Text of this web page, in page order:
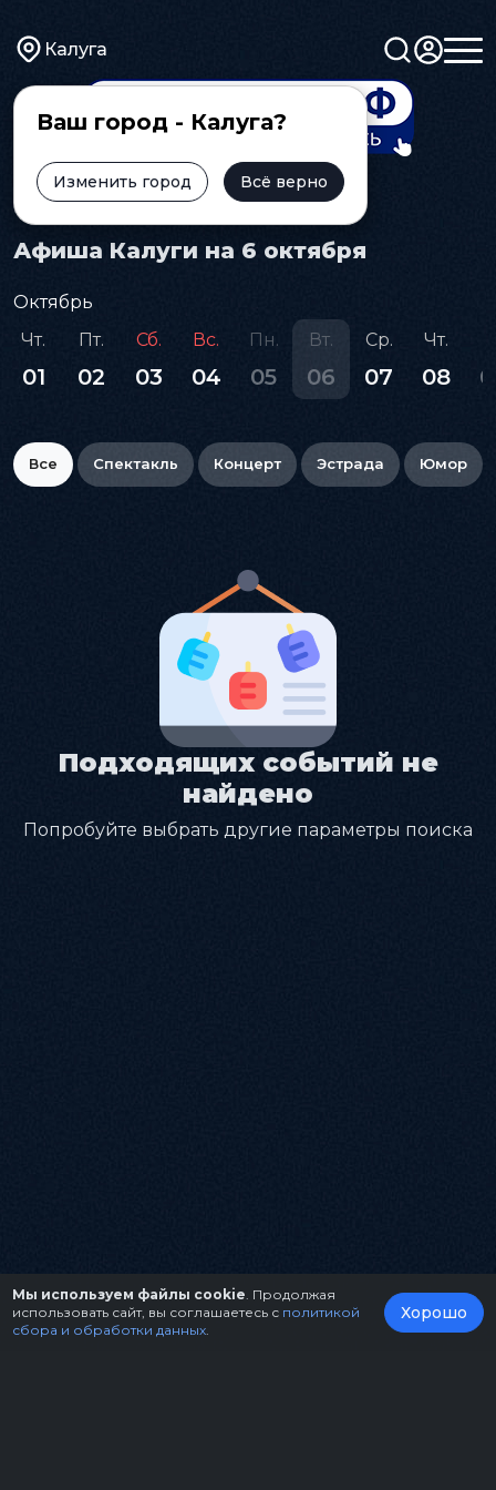
Калуга
Ваш город - Калуга?
Изменить город Всё верно
Главная Афиша
Афиша Калуги на 6 октября
Октябрь
Чт.
01
Пт.
02
Сб.
03
Вс.
04
Пн.
05
Вт.
06
Ср.
07
Чт.
08
Все Спектакль Концерт Эстрада Юмор
Подходящих событий не
найдено
Попробуйте выбрать другие параметры поиска
Мы используем файлы cookie . Продолжая
использовать сайт, вы соглашаетесь с политикой
сбора и обработки данных
Хорошо